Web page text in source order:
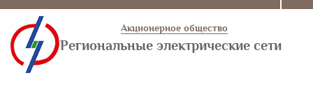
Акционерное общество
Региональные электрические сети